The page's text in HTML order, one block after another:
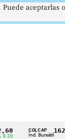
COLCAP
Índ. Bursátil
aceptarlas